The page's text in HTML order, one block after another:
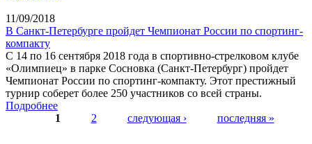
11/09/2018
В Санкт-Петербурге пройдет Чемпионат России по спортинг-
компакту
С 14 по 16 сентября 2018 года в спортивно-стрелковом клубе
«Олимпиец» в парке Сосновка (Санкт-Петербург) пройдет
Чемпионат России по спортинг-компакту. Этот престижный
турнир соберет более 250 участников со всей страны.
Подробнее
1 2 следующая › последняя »